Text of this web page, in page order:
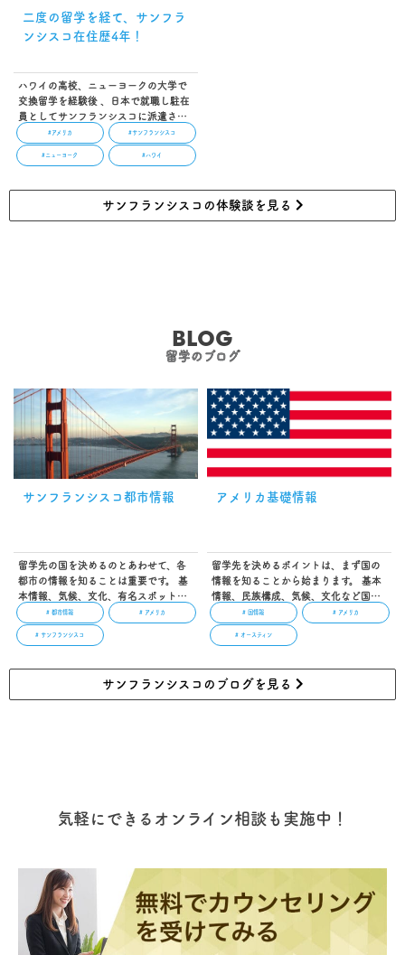
二度の留学を経て、サンフラ
ンシスコ在住歴4年！
ハワイの高校、ニューヨークの大学で
交換留学を経験後 、日本で就職し駐在
員としてサンフランシスコに派遣さ
れ、その後現地で就活し、現在はテッ
ク企業で働いているMIAさん。ドラマ
から飛び出してきたようなスーパーキ
#アメリカ #サンフランシスコ
#ニューヨーク #ハワイ
サンフランシスコの体験談を見る
BLOG
留学のブログ
サンフランシスコ都市情報
留学先の国を決めるのとあわせて、各
都市の情報を知ることは重要です。 基
本情報、気候、文化、有名スポットな
ど都市によって様々な特徴がありま
す。 その都市に興味を持つことから初
めてみましょう。 サンフランシスコの
ルニア州を代表する港町「サンフラン
ビル群が建ち並ぶアメリカ有数の大都
# 都市情報 # アメリカ
# サンフランシスコ
アメリカ基礎情報
留学先を決めるポイントは、まず国の
情報を知ることから始まります。 基本
情報、民族構成、気候、文化など国に
よって様々な特徴があります。 その国
に興味を持つことから初めてみましょ
う。 魅力 スポーツ、ファッション、音
国「アメリカ」。 国内50州ある広大な
土地には、映画のロケ地として名高い
西海岸の大都市「ロサンゼルス」、政
# 国情報 # アメリカ
# オースティン
サンフランシスコのブログを見る
気軽にできるオンライン相談も実施中！